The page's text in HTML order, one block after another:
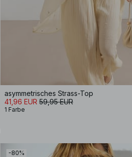
asymmetrisches Strass-Top
41,96 EUR 59,95 EUR
1 Farbe
-80%